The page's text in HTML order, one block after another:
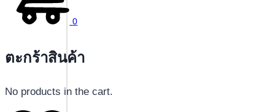
0
ตะกร้าสินค้า
No products in the cart.